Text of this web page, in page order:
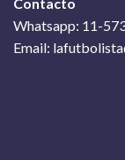
Whatsapp: 11-
Email: